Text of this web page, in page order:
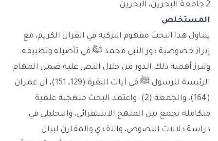
2 جامعة البحرين، البحرين
المستخلص
يتناول هذا البحث مفهوم التزكية في القرآن الكريم، مع
إبراز خصوصية دور النبي محمد ﷺ في تأصيله وتطبيقه.
وتبرز أهمية ذلك الدور من خلال النص عليه ضمن المهام
الرئيسة للرسول ﷺ في آيات البقرة (129، 151)، آل عمران
(164)، والجمعة (2). واعتمد البحث منهجية علمية
متكاملة تجمع بين المنهج الاستقرائي، والتحليلي في
دراسة دلالات النصوص، والنقدي والمقارن لبيان